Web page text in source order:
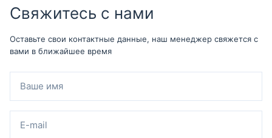
Свяжитесь с нами
Оставьте свои контактные данные, наш менеджер свяжется с
вами в ближайшее время